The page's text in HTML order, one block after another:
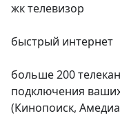
жк телевизор
быстрый интернет
больше 200
подключения
(Кинопоиск,